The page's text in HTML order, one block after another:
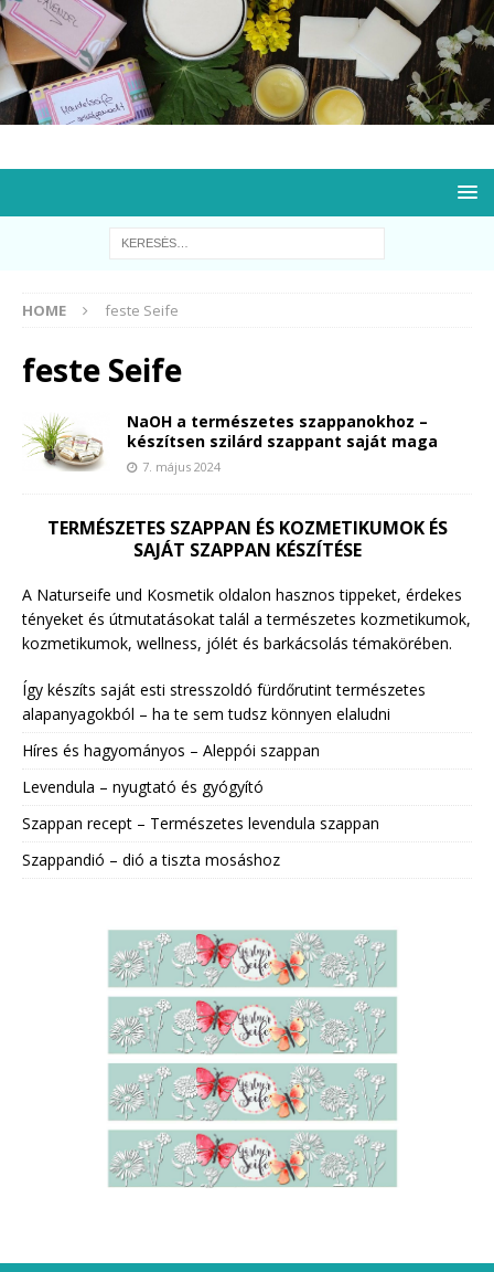
HOME feste Seife
feste Seife
NaOH a természetes szappanokhoz –
készítsen szilárd szappant saját maga
7. május 2024
TERMÉSZETES SZAPPAN ÉS KOZMETIKUMOK ÉS
SAJÁT SZAPPAN KÉSZÍTÉSE
A Naturseife und Kosmetik oldalon hasznos tippeket, érdekes
tényeket és útmutatásokat talál a természetes kozmetikumok,
kozmetikumok, wellness, jólét és barkácsolás témakörében.
Így készíts saját esti stresszoldó fürdőrutint természetes
alapanyagokból – ha te sem tudsz könnyen elaludni
Híres és hagyományos – Aleppói szappan
Levendula – nyugtató és gyógyító
Szappan recept – Természetes levendula szappan
Szappandió – dió a tiszta mosáshoz